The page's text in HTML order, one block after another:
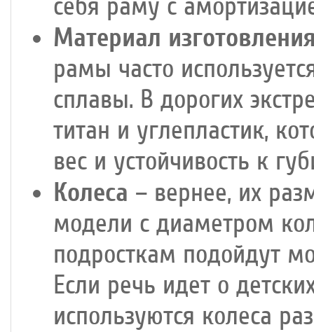
себя раму с
Материал
рамы часто
сплавы. В дорогих
титан и углепластик,
вес и устойчивость к
Колеса – вернее, их
модели с диаметром
подросткам подойдут
Если речь идет о
используются колеса